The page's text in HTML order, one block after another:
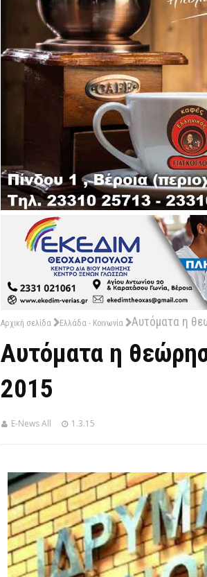
Αρχική σελίδα Ελλάδα - Κοινωνία Αυτόματα η
Αυτόματα η
2015
E-News All 1.3.15